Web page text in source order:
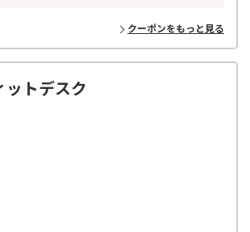
クーポンをもっと見る
ットデスク